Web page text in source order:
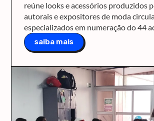
reúne looks e acessórios produzidos
autorais e expositores de moda
especializados em numeração do 44
saiba mais